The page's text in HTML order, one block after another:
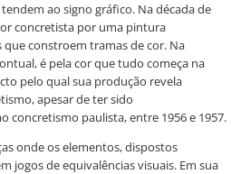
ao signo gráfico. Na década de
concretista por uma pintura
constroem tramas de cor. Na
é pela cor que tudo começa na
pelo qual sua produção revela
apesar de ter sido
concretismo paulista, entre 1956 e 1957.
onde os elementos, dispostos
jogos de equivalências visuais. Em sua